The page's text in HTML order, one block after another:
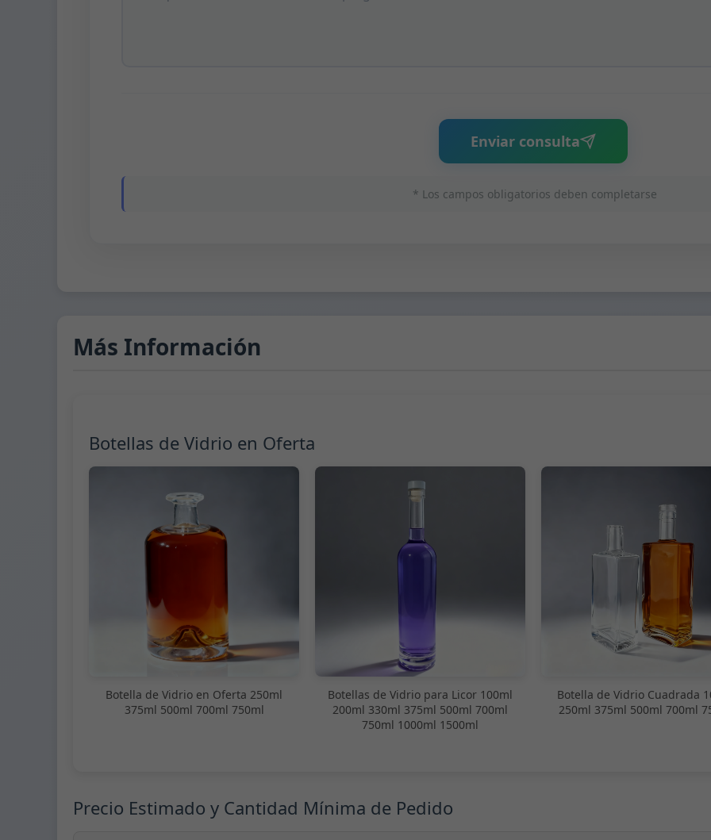
Enviar consulta
* Los campos obligatorios deben completarse
Más Información
Botellas de Vidrio en Oferta
Botella de Vidrio en Oferta 250ml
375ml 500ml 700ml 750ml
Botellas de Vidrio para Licor 100ml
200ml 330ml 375ml 500ml 700ml
750ml 1000ml 1500ml
Botella de Vidrio Cuadrada
250ml 375ml 500ml 700ml
Precio Estimado y Cantidad Mínima de Pedido